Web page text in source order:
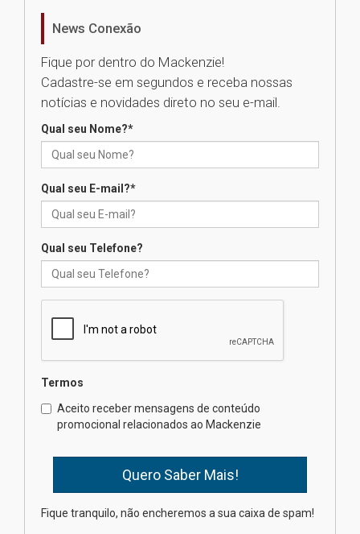
Universidade Mackenzie
realizará nova edição da Feira
das novas tecnologias em
calouros do segundo semestre
04.08.2026
Brasília prepara seus
estudantes para o PAS antes
mesmo do Ensino Médio
na educação dos filhos além da
News Conexão
Fique por dentro do Mackenzie!
Cadastre-se em segundos e receba nossas
notícias e novidades direto no seu e-mail.
Qual seu Nome?*
Qual seu E-mail?*
Qual seu Telefone?
Termos
Aceito receber mensagens de conteúdo
promocional relacionados ao Mackenzie
Fique tranquilo, não encheremos a sua caixa de spam!